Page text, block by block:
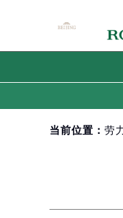
当前位置： 劳